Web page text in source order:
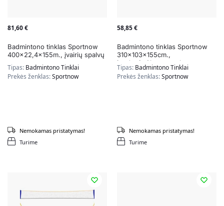
81,60€
Badmintono tinklas Sportnow
400×22,4x155m., įvairių spalvų
Tipas: Badmintono Tinklai
Prekės ženklas:Sportnow
Turime
Nemokamas pristatymas!
58,85€
Badmintono tinklas Sportnow
310x103x155cm.,
juodos/mėlynos spalvos
Tipas: Badmintono Tinklai
Prekės ženklas:Sportnow
Turime
Nemokamas pristatymas!